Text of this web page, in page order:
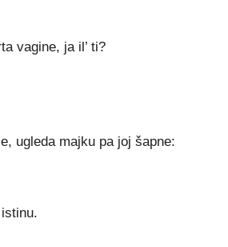
vagine, ja il’ ti?
ugleda majku pa joj šapne: